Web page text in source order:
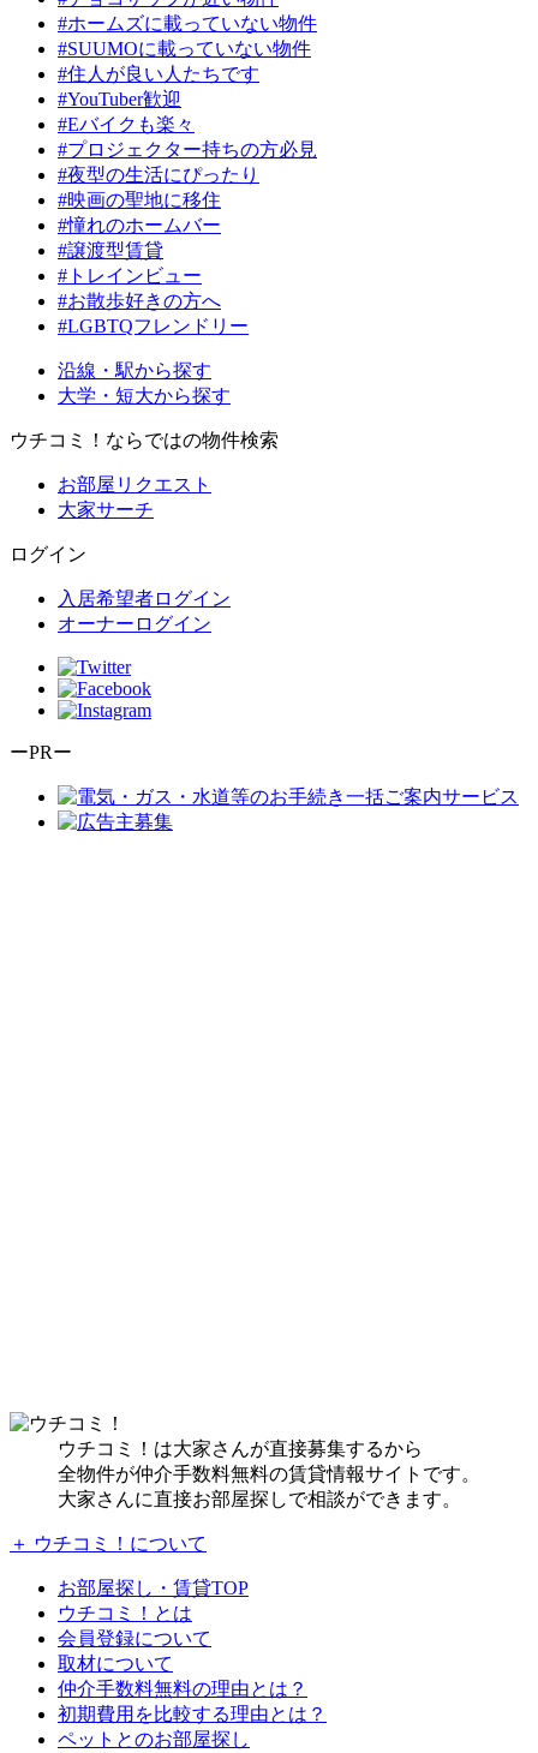
#ホームズに載っていない物件
#SUUMOに載っていない物件
#住人が良い人たちです
#YouTuber歓迎
#Eバイクも楽々
#プロジェクター持ちの方必見
#夜型の生活にぴったり
#映画の聖地に移住
#憧れのホームバー
#譲渡型賃貸
#トレインビュー
#お散歩好きの方へ
#LGBTQフレンドリー
沿線・駅から探す
大学・短大から探す
ウチコミ！ならではの物件検索
お部屋リクエスト
大家サーチ
ログイン
入居希望者ログイン
オーナーログイン
ーPRー
ウチコミ！は大家さんが直接募集するから
全物件が仲介手数料無料の賃貸情報サイトです。
大家さんに直接お部屋探しで相談ができます。
＋ ウチコミ！について
お部屋探し・賃貸TOP
ウチコミ！とは
会員登録について
取材について
仲介手数料無料の理由とは？
初期費用を比較する理由とは？
ペットとのお部屋探し